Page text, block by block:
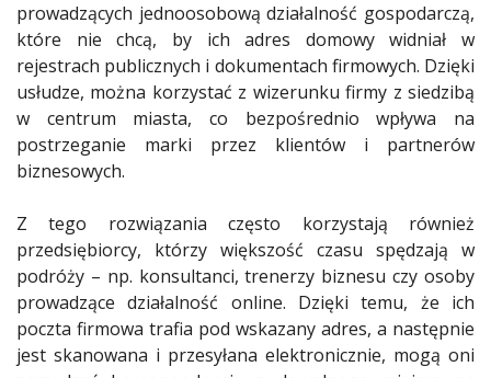
prowadzących jednoosobową działalność gospodarczą,
które nie chcą, by ich adres domowy widniał w
rejestrach publicznych i dokumentach firmowych. Dzięki
usłudze, można korzystać z wizerunku firmy z siedzibą
w centrum miasta, co bezpośrednio wpływa na
postrzeganie marki przez klientów i partnerów
biznesowych.
Z tego rozwiązania często korzystają również
przedsiębiorcy, którzy większość czasu spędzają w
podróży – np. konsultanci, trenerzy biznesu czy osoby
prowadzące działalność online. Dzięki temu, że ich
poczta firmowa trafia pod wskazany adres, a następnie
jest skanowana i przesyłana elektronicznie, mogą oni